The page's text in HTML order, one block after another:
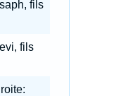
fils
fils